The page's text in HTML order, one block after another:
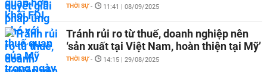
THỜI SỰ - 11:41 | 08/09/2025
Tránh rủi ro từ thuế, doanh nghiệp nên
‘sản xuất tại Việt Nam, hoàn thiện tại Mỹ’
THỜI SỰ - 14:15 | 29/08/2025